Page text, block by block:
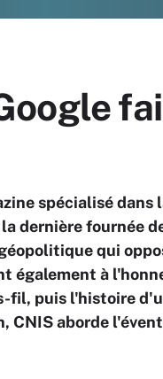
spécialisé
dernière fournée
qui
également à
fil, puis l'histoire
CNIS aborde